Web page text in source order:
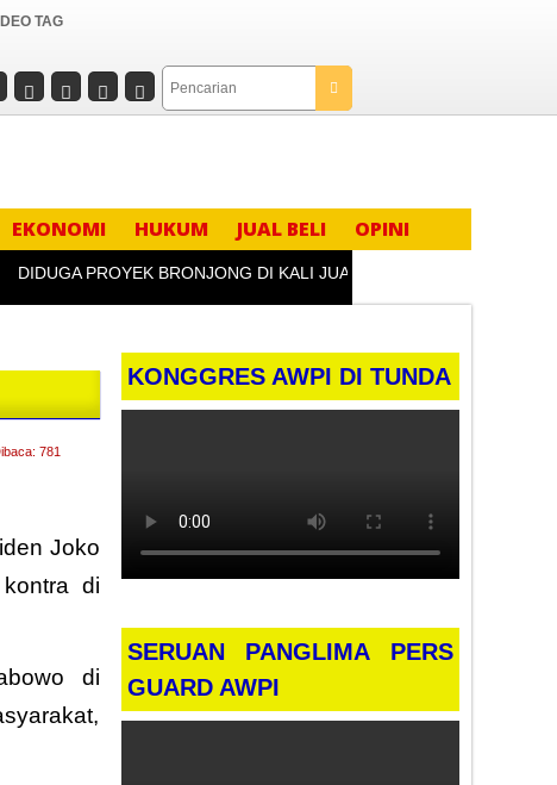
TAG
EKONOMI HUKUM JUAL BELI OPINI
PROYEK BRONJONG DI KALI JUANA GUNUNG SLAMET
781
Joko
di
di
KONGGRES AWPI DI TUNDA
SERUAN PANGLIMA PERS
GUARD AWPI